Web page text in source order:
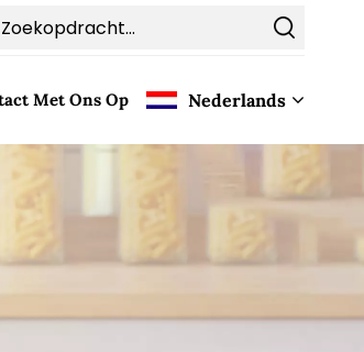
Met Ons Op Nederlands
English
Français